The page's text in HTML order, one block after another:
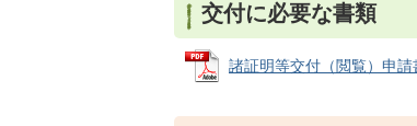
交付に必要な書類
諸証明等交付（閲覧）申